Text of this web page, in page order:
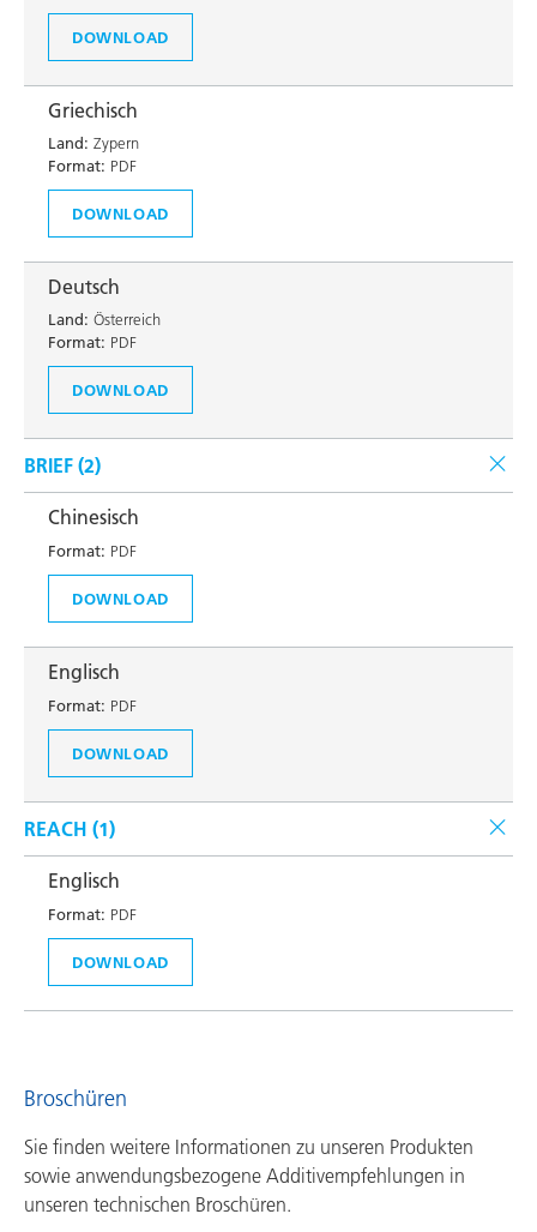
DOWNLOAD
Griechisch
Land: Zypern
Format: PDF
DOWNLOAD
Deutsch
Land: Österreich
Format: PDF
DOWNLOAD
BRIEF (2)
Chinesisch
Format: PDF
DOWNLOAD
Englisch
Format: PDF
DOWNLOAD
REACH (1)
Englisch
Format: PDF
DOWNLOAD
Broschüren
Sie finden weitere Informationen zu unseren Produkten
sowie anwendungsbezogene Additivempfehlungen in
unseren technischen Broschüren.